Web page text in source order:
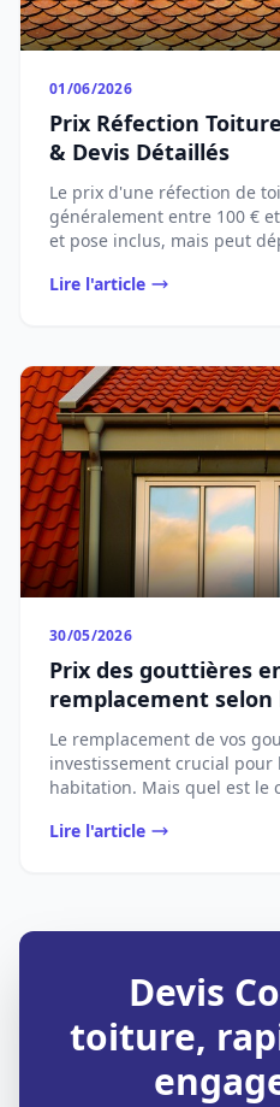
01/06/2026
Prix Réfection
& Devis Détaillés
Le prix d'une réfection de
généralement entre 100 €
et pose inclus, mais peut
Lire l'article
30/05/2026
Prix des gouttières
remplacement
Le remplacement de vos
investissement crucial
habitation. Mais quel est le
Lire l'article
Devis
toiture,